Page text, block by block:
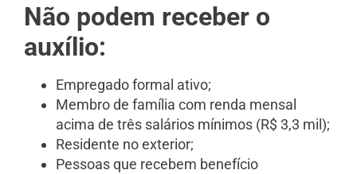
Não podem receber o
auxílio:
Empregado formal ativo;
Membro de família com renda mensal
acima de três salários mínimos (R$ 3,3 mil);
Residente no exterior;
Pessoas que recebem benefício